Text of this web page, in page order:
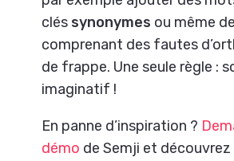
clés synonymes ou même
comprenant des fautes
de frappe. Une seule règle :
imaginatif !
En panne d’inspiration ?
démo de Semji et